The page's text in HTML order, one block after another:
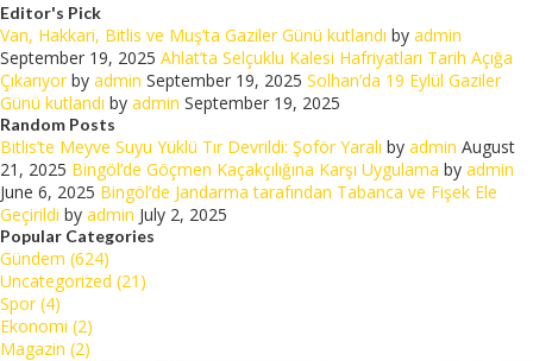
Editor's Pick
Van, Hakkari, Bitlis ve Muş’ta Gaziler Günü kutlandı by admin
September 19, 2025 Ahlat’ta Selçuklu Kalesi Hafriyatları Tarih Açığa
Çıkarıyorby admin September 19, 2025 Solhan’da 19 Eylül Gaziler
Günü kutlandı by admin September 19, 2025
Random Posts
Bitlis’te Meyve Suyu Yüklü Tır Devrildi: Şoför Yaralı by admin August
21, 2025 Bingöl’de Göçmen Kaçakçılığına Karşı Uygulama by admin
June 6, 2025 Bingöl’de Jandarma tarafından Tabanca ve Fişek Ele
Geçirildi by admin July 2, 2025
Popular Categories
Gündem (624)
Uncategorized (21)
Spor (4)
Ekonomi (2)
Magazin (2)